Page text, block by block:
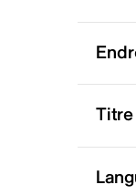
Titre